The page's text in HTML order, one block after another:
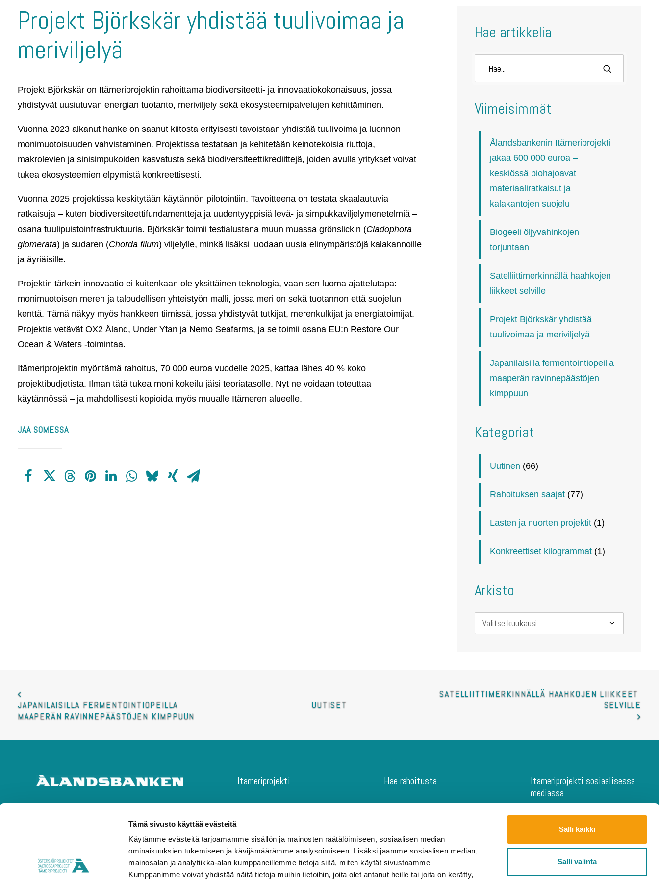
Tämä sivusto käyttää evästeitä
Käytämme evästeitä tarjoamamme sisällön ja mainosten räätälöimiseen, sosiaalisen median
ominaisuuksien tukemiseen ja kävijämäärämme analysoimiseen. Lisäksi jaamme sosiaalisen median,
mainosalan ja analytiikka-alan kumppaneillemme tietoja siitä, miten käytät sivustoamme.
Kumppanimme voivat yhdistää näitä tietoja muihin tietoihin, joita olet antanut heille tai joita on kerätty,
Salli kaikki
Salli valinta
Projekt Björkskär yhdistää tuulivoimaa ja
meriviljelyä
Projekt Björkskär on Itämeriprojektin rahoittama biodiversiteetti- ja innovaatiokokonaisuus, jossa
yhdistyvät uusiutuvan energian tuotanto, meriviljely sekä ekosysteemipalvelujen kehittäminen.
Vuonna 2023 alkanut hanke on saanut kiitosta erityisesti tavoistaan yhdistää tuulivoima ja luonnon
monimuotoisuuden vahvistaminen. Projektissa testataan ja kehitetään keinotekoisia riuttoja,
makrolevien ja sinisimpukoiden kasvatusta sekä biodiversiteettikrediittejä, joiden avulla yritykset voivat
tukea ekosysteemien elpymistä konkreettisesti.
Vuonna 2025 projektissa keskitytään käytännön pilotointiin. Tavoitteena on testata skaalautuvia
ratkaisuja – kuten biodiversiteettifundamentteja ja uudentyyppisiä levä- ja simpukkaviljelymenetelmiä –
osana tuulipuistoinfrastruktuuria. Björkskär toimii testialustana muun muassa grönslickin (Cladophora
glomerata) ja sudaren (Chorda filum) viljelylle, minkä lisäksi luodaan uusia elinympäristöjä kalakannoille
ja äyriäisille.
Projektin tärkein innovaatio ei kuitenkaan ole yksittäinen teknologia, vaan sen luoma ajattelutapa:
monimuotoisen meren ja taloudellisen yhteistyön malli, jossa meri on sekä tuotannon että suojelun
kenttä. Tämä näkyy myös hankkeen tiimissä, jossa yhdistyvät tutkijat, merenkulkijat ja energiatoimijat.
Projektia vetävät OX2 Åland, Under Ytan ja Nemo Seafarms, ja se toimii osana EU:n Restore Our
Ocean & Waters -toimintaa.
Itämeriprojektin myöntämä rahoitus, 70 000 euroa vuodelle 2025, kattaa lähes 40 % koko
projektibudjetista. Ilman tätä tukea moni kokeilu jäisi teoriatasolle. Nyt ne voidaan toteuttaa
käytännössä – ja mahdollisesti kopioida myös muualle Itämeren alueelle.
JAA SOMESSA
Hae artikkelia
Viimeisimmät
Ålandsbankenin Itämeriprojekti
jakaa 600 000 euroa –
keskiössä biohajoavat
materiaaliratkaisut ja
kalakantojen suojelu
Biogeeli öljyvahinkojen
torjuntaan
Satelliittimerkinnällä haahkojen
liikkeet selville
Projekt Björkskär yhdistää
tuulivoimaa ja meriviljelyä
Japanilaisilla fermentointiopeilla
maaperän ravinnepäästöjen
kimppuun
Kategoriat
Uutinen (66)
Rahoituksen saajat (77)
Lasten ja nuorten projektit (1)
Konkreettiset kilogrammat (1)
Arkisto
Arkisto
JAPANILAISILLA FERMENTOINTIOPEILLA
MAAPERÄN RAVINNEPÄÄSTÖJEN KIMPPUUN
UUTISET
SATELLIITTIMERKINNÄLLÄ HAAHKOJEN LIIKKEET
SELVILLE
Itämeriprojekti
Itämerikortti
Ajankohtaista
Tuomaristo
Hae rahoitusta
Itämeriprojekti sosiaalisessa
mediassa